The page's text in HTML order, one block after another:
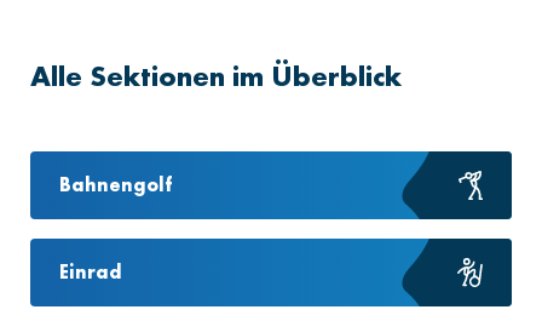
Alle Sektionen im Überblick
Bahnengolf
Einrad